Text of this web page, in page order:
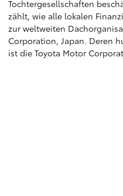
Tochtergesellschaften
zählt, wie alle lokalen
zur weltweiten
Corporation, Japan. Deren
ist die Toyota Motor